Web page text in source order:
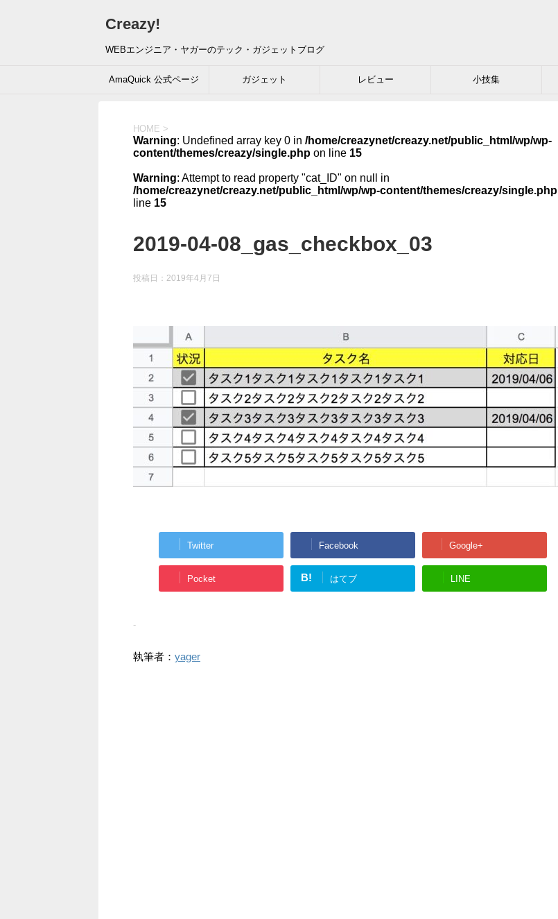
Creazy!
WEBエンジニア・ヤガーのテック・ガジェットブログ
AmaQuick 公式ページ ガジェット レビュー 小技集
HOME >
Warning: Undefined array key 0 in /home/creazynet/creazy.net/public_html/wp/wp-
content/themes/creazy/single.php on line 15
Warning: Attempt to read property "cat_ID" on null in
/home/creazynet/creazy.net/public_html/wp/wp-content/themes/creazy/single.php
line 15
2019-04-08_gas_checkbox_03
投稿日： 2019年4月7日
Twitter Facebook Google+
Pocket B! はてブ LINE
-
執筆者： yager